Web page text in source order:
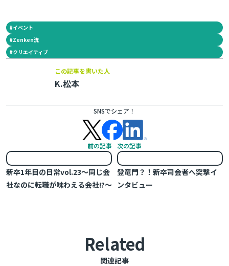
#イベント
#Zenken流
#クリエイティブ
この記事を書いた人
K.松本
SNSでシェア！
前の記事
新卒1年目の日常vol.23～同じ会
社なのに転職が味わえる会社!?～
次の記事
登竜門？！新卒司会者へ突撃イ
ンタビュー
関連記事
Related